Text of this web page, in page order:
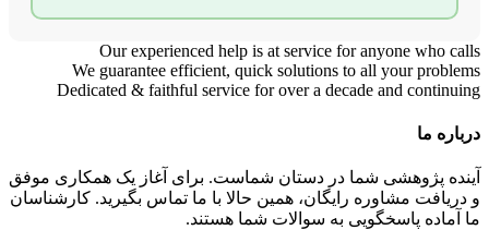
Our experienced help is at service for anyone who calls
We guarantee efficient, quick solutions to all your problems
Dedicated & faithful service for over a decade and continuing
درباره ما
آینده پژوهشی شما در دستان شماست. برای آغاز یک همکاری موفق
و دریافت مشاوره رایگان، همین حالا با ما تماس بگیرید. کارشناسان
ما آماده پاسخگویی به سوالات شما هستند.